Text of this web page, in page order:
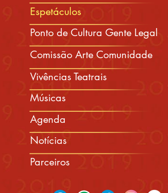
Espetáculos
Ponto de Cultura Gente Legal
Comissão Arte Comunidade
Músicas
Agenda
Notícias
Parceiros
Vivências Teatrais